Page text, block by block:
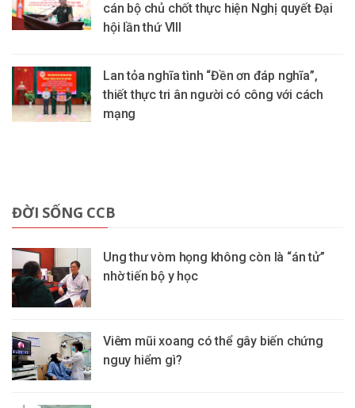
cán bộ chủ chốt thực hiện Nghị quyết Đại
hội lần thứ VIII
Lan tỏa nghĩa tình “Đền ơn đáp nghĩa”,
thiết thực tri ân người có công với cách
mạng
ĐỜI SỐNG CCB
Ung thư vòm họng không còn là “án tử”
nhờ tiến bộ y học
Viêm mũi xoang có thể gây biến chứng
nguy hiểm gì?